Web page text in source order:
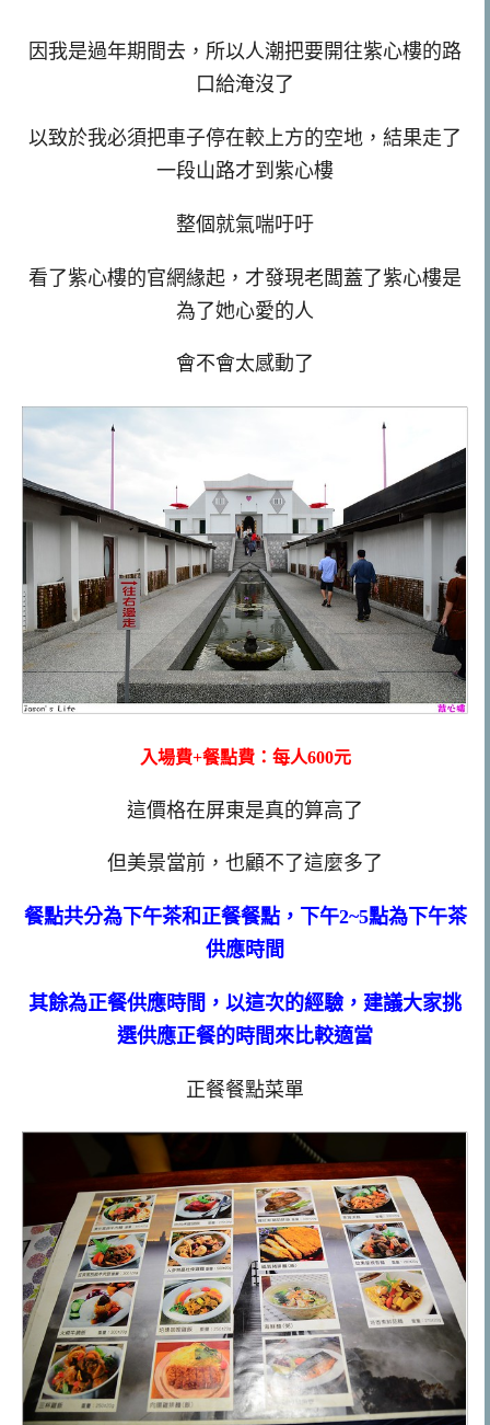
因我是過年期間去，所以人潮把要開往紫心樓的路
口給淹沒了
以致於我必須把車子停在較上方的空地，結果走了
一段山路才到紫心樓
整個就氣喘吁吁
看了紫心樓的官網緣起，才發現老闆蓋了紫心樓是
為了她心愛的人
會不會太感動了
入場費+餐點費：每人600元
這價格在屏東是真的算高了
但美景當前，也顧不了這麼多了
餐點共分為下午茶和正餐餐點，下午2~5點為下午茶
供應時間
其餘為正餐供應時間，以這次的經驗，建議大家挑
選供應正餐的時間來比較適當
正餐餐點菜單